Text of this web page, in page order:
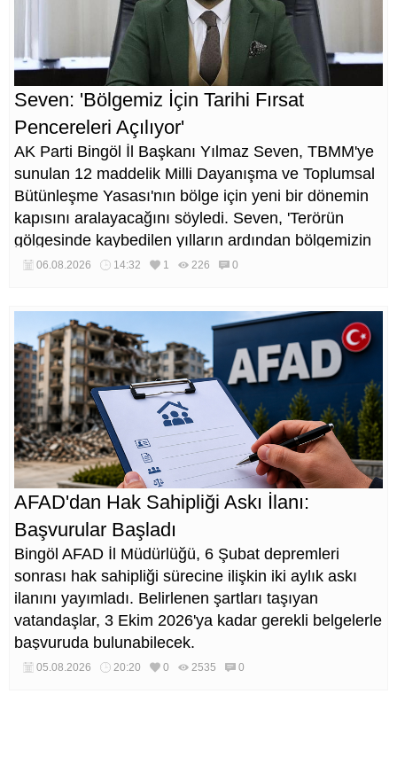
Seven: 'Bölgemiz İçin Tarihi Fırsat
Pencereleri Açılıyor'
AK Parti Bingöl İl Başkanı Yılmaz Seven, TBMM'ye
sunulan 12 maddelik Milli Dayanışma ve Toplumsal
Bütünleşme Yasası'nın bölge için yeni bir dönemin
kapısını aralayacağını söyledi. Seven, 'Terörün
gölgesinde kaybedilen yılların ardından bölgemizin
üretim, yatırım ve istihdam potansiyelinin yeniden
06.08.2026 14:32 1 226 0
AFAD'dan Hak Sahipliği Askı İlanı:
Başvurular Başladı
Bingöl AFAD İl Müdürlüğü, 6 Şubat depremleri
sonrası hak sahipliği sürecine ilişkin iki aylık askı
ilanını yayımladı. Belirlenen şartları taşıyan
vatandaşlar, 3 Ekim 2026'ya kadar gerekli belgelerle
başvuruda bulunabilecek.
05.08.2026 20:20 0 2535 0